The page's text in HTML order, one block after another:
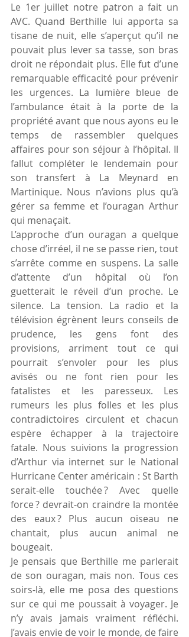
Le 1er juillet notre patron a fait un
AVC. Quand Berthille lui apporta sa
tisane de nuit, elle s’aperçut qu’il ne
pouvait plus lever sa tasse, son bras
droit ne répondait plus. Elle fut d’une
remarquable efficacité pour prévenir
les urgences. La lumière bleue de
l’ambulance était à la porte de la
propriété avant que nous ayons eu le
temps de rassembler quelques
affaires pour son séjour à l’hôpital. Il
fallut compléter le lendemain pour
son transfert à La Meynard en
Martinique. Nous n’avions plus qu’à
gérer sa femme et l’ouragan Arthur
qui menaçait.
L’approche d’un ouragan a quelque
chose d’irréel, il ne se passe rien, tout
s’arrête comme en suspens. La salle
d’attente d’un hôpital où l’on
guetterait le réveil d’un proche. Le
silence. La tension. La radio et la
télévision égrènent leurs conseils de
prudence, les gens font des
provisions, arriment tout ce qui
pourrait s’envoler pour les plus
avisés ou ne font rien pour les
fatalistes et les paresseux. Les
rumeurs les plus folles et les plus
contradictoires circulent et chacun
espère échapper à la trajectoire
fatale. Nous suivions la progression
d’Arthur via internet sur le National
Hurricane Center américain : St Barth
serait-elle touchée ? Avec quelle
force ? devrait-on craindre la montée
des eaux ? Plus aucun oiseau ne
chantait, plus aucun animal ne
bougeait.
Je pensais que Berthille me parlerait
de son ouragan, mais non. Tous ces
soirs-là, elle me posa des questions
sur ce qui me poussait à voyager. Je
n’y avais jamais vraiment réfléchi.
J’avais envie de voir le monde, de faire